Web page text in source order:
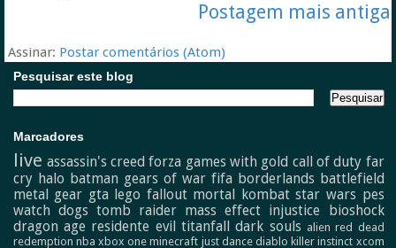
Postagem mais antiga
Assinar: Postar comentários (Atom)
Pesquisar este blog
Marcadores
live assassin's creed forza games with gold call of duty far
cry halo batman gears of war fifa borderlands battlefield
metal gear gta lego fallout mortal kombat star wars pes
watch dogs tomb raider mass effect injustice bioshock
dragon age residente evil titanfall dark souls alien red dead
redemption nba xbox one minecraft just dance diablo killer instinct xcom